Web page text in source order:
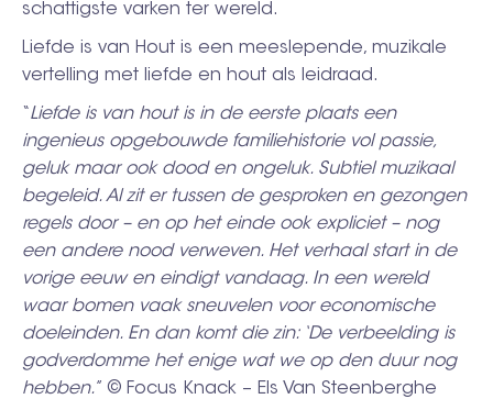
schattigste varken ter wereld.
Liefde is van Hout is een meeslepende, muzikale
vertelling met liefde en hout als leidraad.
“Liefde is van hout is in de eerste plaats een
ingenieus opgebouwde familiehistorie vol passie,
geluk maar ook dood en ongeluk. Subtiel muzikaal
begeleid. Al zit er tussen de gesproken en gezongen
regels door – en op het einde ook expliciet – nog
een andere nood verweven. Het verhaal start in de
vorige eeuw en eindigt vandaag. In een wereld
waar bomen vaak sneuvelen voor economische
doeleinden. En dan komt die zin: ‘De verbeelding is
godverdomme het enige wat we op den duur nog
hebben.” © Focus Knack – Els Van Steenberghe